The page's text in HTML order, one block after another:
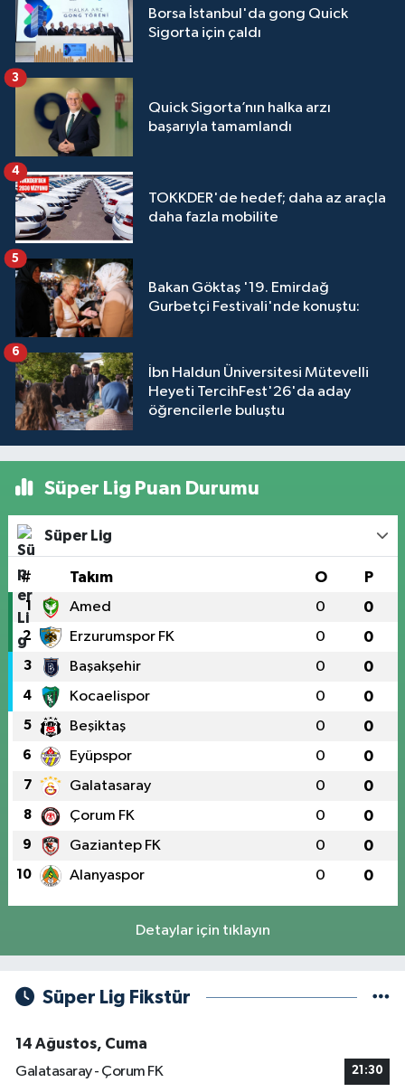
Borsa İstanbul'da gong Quick
Sigorta için çaldı
Quick Sigorta’nın halka arzı
başarıyla tamamlandı
3
TOKKDER'de hedef; daha az araçla
daha fazla mobilite
4
Bakan Göktaş '19. Emirdağ
Gurbetçi Festivali'nde konuştu:
5
İbn Haldun Üniversitesi Mütevelli
Heyeti TercihFest'26'da aday
öğrencilerle buluştu
6
Süper Lig Puan Durumu
Süper Lig
# Takım O P
1 Amed 0 0
2 Erzurumspor FK 0 0
3 Başakşehir 0 0
4 Kocaelispor 0 0
5 Beşiktaş 0 0
6 Eyüpspor 0 0
7 Galatasaray 0 0
8 Çorum FK 0 0
9 Gaziantep FK 0 0
10 Alanyaspor 0 0
Detaylar için tıklayın
Süper Lig Fikstür
14 Ağustos, Cuma
Galatasaray - Çorum FK
21:30